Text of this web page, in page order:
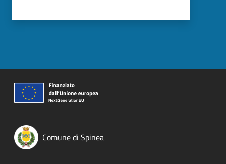
Comune di Spinea